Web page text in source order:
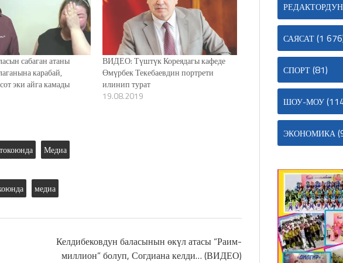
сабаган атаны
карабай,
эки айга камады
ВИДЕО: Түштүк Кореядагы кафеде
Өмүрбек Текебаевдин портрети
илинип турат
19.08.2019
Медиа
медиа
Келдибековдун баласынын өкүл атасы “Раим-
миллион” болуп, Согдиана келди… (ВИДЕО)
САЯСАТ(1
СПОРТ(81)
ШОУ-МОУ
ЭКОНОМИКА